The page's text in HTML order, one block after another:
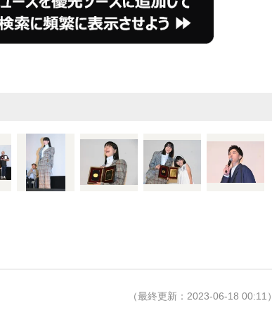
（最終更新：2023-06-18 00:11）